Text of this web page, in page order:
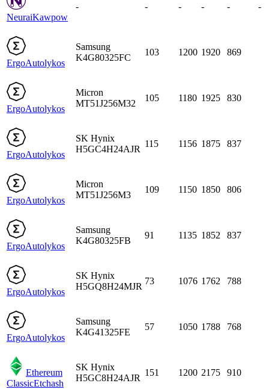
NeuraiKawpow
- - - - - -
ErgoAutolykos
Samsung
K4G80325FC
103 1200 1920 869
ErgoAutolykos
Micron
MT51J256M32
105 1180 1925 830
ErgoAutolykos
SK Hynix
H5GC4H24AJR
115 1156 1875 837
ErgoAutolykos
Micron
MT51J256M3
109 1150 1850 806
ErgoAutolykos
Samsung
K4G80325FB
91 1135 1852 837
ErgoAutolykos
SK Hynix
H5GQ8H24MJR
73 1076 1762 788
ErgoAutolykos
Samsung
K4G41325FE
57 1050 1788 768
Ethereum
ClassicEtchash
SK Hynix
H5GC8H24AJR
151 1200 2175 910